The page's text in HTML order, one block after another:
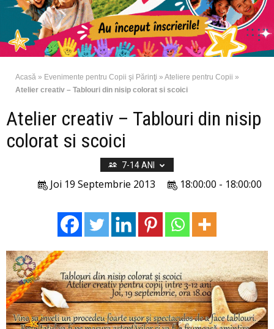
Acasă » Evenimente pentru Copii şi Părinţi » Ateliere pentru Copii »
Atelier creativ – Tablouri din nisip colorat si scoici
Atelier creativ – Tablouri din nisip
colorat si scoici
7-14 ANI
18:00:00 - 18:00:00
Joi 19 Septembrie 2013